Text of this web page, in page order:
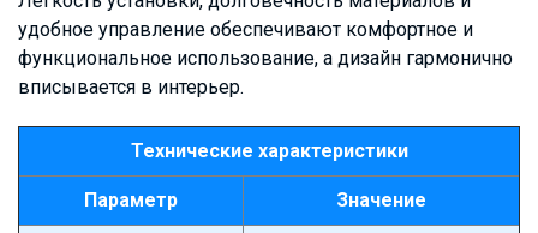
удобное управление обеспечивают комфортное и
функциональное использование, а дизайн гармонично
вписывается в интерьер.
Технические характеристики
Параметр
Значение